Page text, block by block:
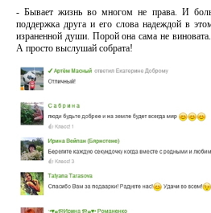
- Бывает жизнь во многом не права. И
поддержка друга и его слова надеждой в
израненной души. Порой она сама не
А просто выслушай собрата!